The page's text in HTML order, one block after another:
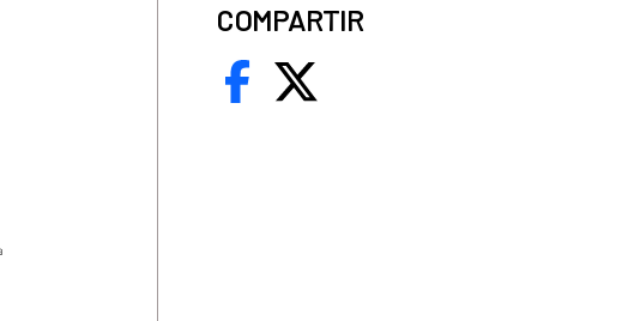
COMPARTIR